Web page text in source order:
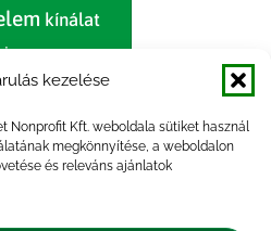
kezelése
Nonprofit Kft. weboldala sütiket használ
megkönnyítése, a weboldalon
és releváns ajánlatok
kínálat
narancs